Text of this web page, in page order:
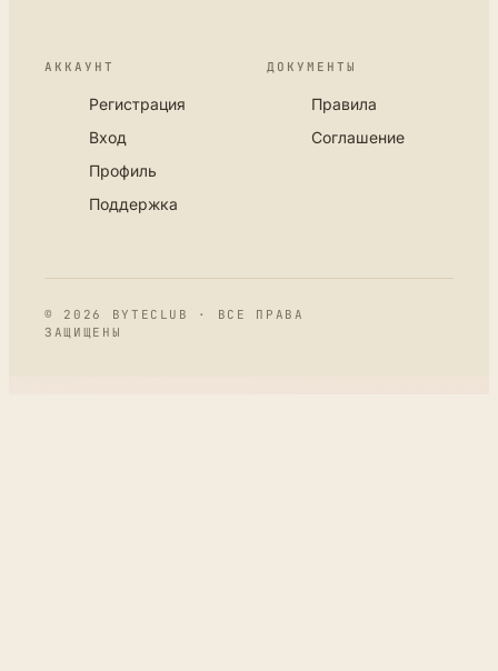
АККАУНТ
Регистрация
Вход
Профиль
Поддержка
ДОКУМЕНТЫ
Правила
Соглашение
© 2026 BYTECLUB · ВСЕ ПРАВА
ЗАЩИЩЕНЫ